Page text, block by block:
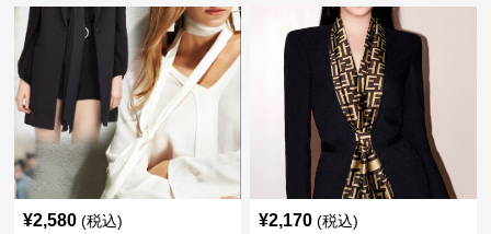
¥2,580 (税込) ¥2,170 (税込)